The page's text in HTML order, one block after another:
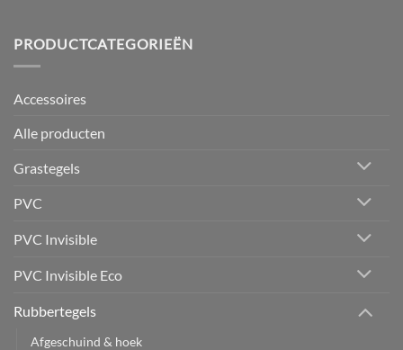
PRODUCTCATEGORIEËN
Accessoires
Alle producten
Grastegels
PVC
PVC Invisible
PVC Invisible Eco
Rubbertegels
Afgeschuind & hoek